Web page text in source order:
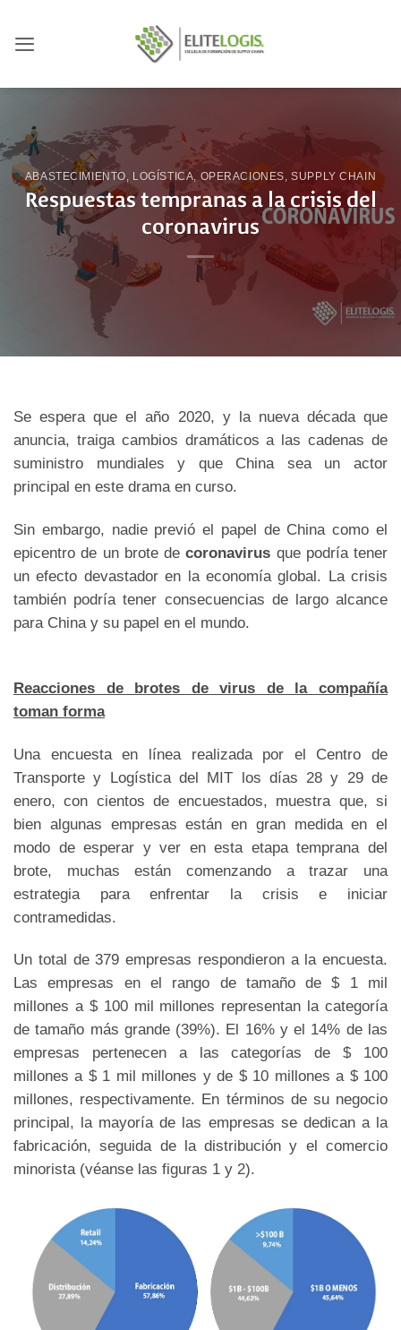
contenido
ABASTECIMIENTO, LOGÍSTICA OPERACIONES ,SUPPLY CHAIN
Respuestas tempranas a la crisis del
coronavirus
Se espera que el año 2020, y la nueva década que
anuncia, traiga cambios dramáticos a las cadenas de
suministro mundiales y que China sea un actor
principal en este drama en curso.
Sin embargo, nadie previó el papel de China como el
epicentro de un brote decoronavirus que podría tener
un efecto devastador en la economía global. La crisis
también podría tener consecuencias de largo alcance
para China y su papel en el mundo.
Reacciones de brotes de virus de la compañía
toman forma
Una encuesta en línea realizada por el Centro de
Transporte y Logística del MIT los días 28 y 29 de
enero, con cientos de encuestados, muestra que, si
bien algunas empresas están en gran medida en el
modo de esperar y ver en esta etapa temprana del
brote, muchas están comenzando a trazar una
estrategia para enfrentar la crisis e iniciar
contramedidas.
Un total de 379 empresas respondieron a la encuesta.
Las empresas en el rango de tamaño de $ 1 mil
millones a $ 100 mil millones representan la categoría
de tamaño más grande (39%). El 16% y el 14% de las
empresas pertenecen a las categorías de $ 100
millones a $ 1 mil millones y de $ 10 millones a $ 100
millones, respectivamente. En términos de su negocio
principal, la mayoría de las empresas se dedican a la
fabricación, seguida de la distribución y el comercio
minorista (véanse las figuras 1 y 2).